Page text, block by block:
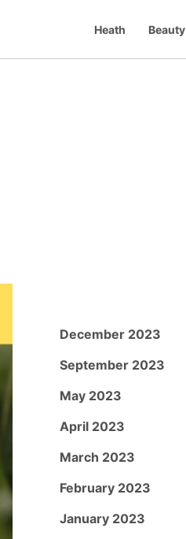
Heath Beauty
December 2023
September 2023
May 2023
April 2023
March 2023
February 2023
January 2023